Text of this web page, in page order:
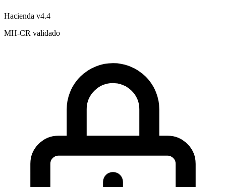
Hacienda v4.4
MH-CR validado